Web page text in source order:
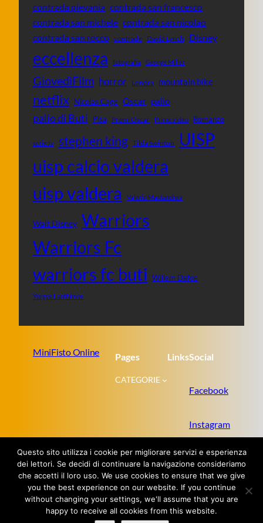
contrada pievania contrada san francesco
contrada san michele contrada san nicolao
contrada san rocco contrade David Lynch Disney
eccellenza fotografia George Miller
GiovedìFilm horror Londra mountain bike
netflix Nicolas Cage Oscar palio
palio di Buti Pisa Premi Oscar Prime video Romanzo
serie tv stephen king Tilda Swinton UISP
uisp calcio valdera
uisp valdera
Valerio Mastandrea
Walt Disney Warriors
Warriors Fc
warriors fc buti Willem Dafoe
Yorgos Lanthimos
MiniFisto Online Pages
CATEGORIE
LinksSocial
Facebook
Instagram
Twitter
Proudly powered byWordPress
Questo sito utilizza i cookie per migliorare servizi e esperienza
dei lettori. Se decidi di continuare la navigazione consideriamo
che accetti il loro uso. We use cookies to ensure that we give
you the best experience on our website. If you continue
without changing your settings, we'll assume that you are
happy to receive all cookies from this website.